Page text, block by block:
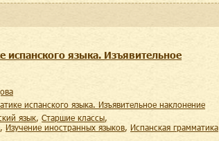
испанского языка. Изъявительное
испанского языка. Изъявительное наклонение
язык, старшие классы,
, изучение иностранных языков,
испанская грамматика